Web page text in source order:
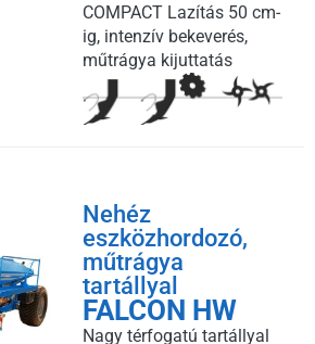
COMPACT Lazítás 50 cm-
ig, intenzív bekeverés,
műtrágya kijuttatás
Nehéz
eszközhordozó,
műtrágya
tartállyal
FALCON HW
Nagy térfogatú tartállyal